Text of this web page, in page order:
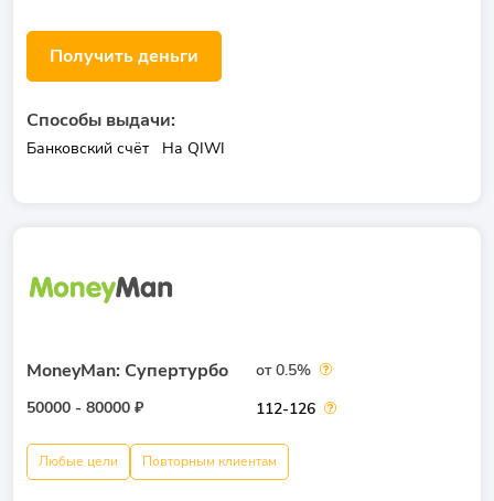
Получить деньги
Способы выдачи:
Банковский счёт На QIWI
MoneyMan: Супертурбо
50000 - 80000 ₽
от 0.5%
112-126
Любые цели Повторным клиентам